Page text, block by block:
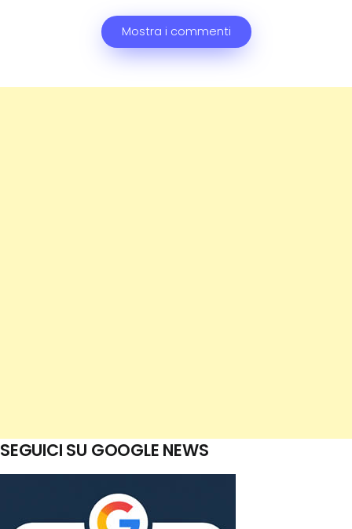
Mostra i commenti
SEGUICI SU GOOGLE NEWS